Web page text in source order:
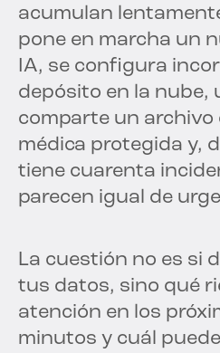
acumulan
pone en marcha un
IA, se configura
depósito en la nube,
comparte un
médica protegida y,
tiene cuarenta
parecen igual de
La cuestión no es si
tus datos, sino qué
atención en los
minutos y cuál